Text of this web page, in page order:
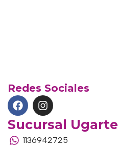
Redes Sociales
Sucursal Ugarte
1136942725